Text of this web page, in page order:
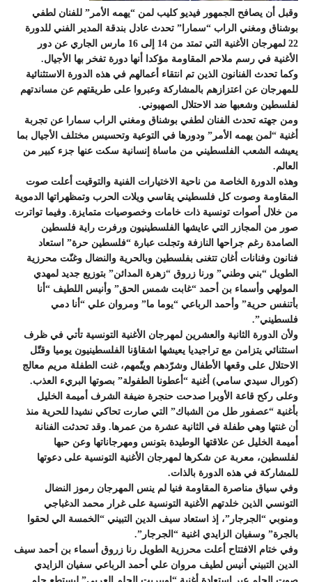
وقبل أن يصافح الجمهور فيديو كليب لمن “يهمه الأمر” للفنان لطفي
بوشناق ومغني الراب “سمارا” تحدث عادل بندقة المدير الفني للدورة
22 لمهرجان الأغنية التي تمتد من 14 إلى 16 مارس الجاري عن دور
الأغنية في رسم ملاحم المقاومة مؤكدا أنها دورة تفخر بها الأجيال.
وكما تحدث الفنانون الذين تم انتقاء أعمالهم في هذه الدورة الاستثنائية
للمهرجان عن اعتزازهم بالمشاركة وعبروا على طريقتهم عن مساندتهم
لفلسطين وشعبها ضد الاحتلال الصهيوني.
ومن جهته تحدث الفنان لطفي بوشناق ومغني الراب سمارا عن تجربة
أغنية “لمن يهمه الأمر” ودورها في التوعية وتحسيس مختلف الأجيال بما
يعيشه الشعب الفلسطيني من ماساة إنسانية سكت عنها جزء كبير من
العالم.
وهذه الدورة الخاصة من ناحية الاختيارات الفنية والتوقيت أعلت صوت
المقاومة وصوت كل فلسطيني يقاسي ويلات الحرب وتمظهراتها الدموية
من خلال أصوات تونسية ذات خامات وخصوصيات متمايزة. وفيما تواترت
صور من المجازر التي عايشها الفلسطينيون ورفرت راية فلسطين
الصامدة رغم جراحها النازفة وتجلت عبارة “فلسطين حرة” استعاد
فنانون وفنانات أغان تتغنى بفلسطين وبالحرية والنضال وغنّت محرزية
الطويل “بني وطني” ورنا زروق “زهرة المدائن” بتوزيع جديد لمهدي
المولهي وأسماء بن أحمد “غابت شمس الحق” وأنيس اللطيف “أنا
بأتنفس حرية” وأحمد الرباعي “يوما ما” ومروان علي “أنا دمي
فلسطيني”.
ولأن الدورة الثانية والعشرين لمهرجان الأغنية التونسية تأتي في ظرف
استثنائي يتزامن مع تراجيديا يعيشها اشقاؤنا الفلسطينيون يوميا وقتّل
الاحتلال على وقعها الأطفال وشرّدهم ويتّمهم، غنت الطفلة مريم معالج
(كورال سيدي سامي) أغنية “أعطونا الطفولة” بصوتها البريء العذب.
وعلى ركح قاعة الأوبرا صدحت حنجرة ضيفة الشرف أميمة الخليل
بأغنية “عصفور طل من الشباك” التي صارت تحاكي نشيدا للحرية منذ
أن غنتها وهي طفلة في الثانية عشرة من عمرها. وقد تحدثت الفنانة
أميمة الخليل عن علاقتها الوطيدة بتونس ومهرجاناتها وعن حبها
لفلسطين، معربة عن شكرها لمهرجان الأغنية التونسية على دعوتها
للمشاركة في هذه الدورة بالذات.
وفي سياق مناصرة المقاومة فنيا لم ينس المهرجان رموز النضال
التونسي الذين خلدتهم الأغنية التونسية على غرار محمد الدغباجي
ومنوبي “الجرجار”، إذ استعاد سيف الدين التبيني “الخمسة الي لحقوا
بالجرة” وسفيان الزايدي اغنية “الجرجار”.
وفي ختام الافتتاح أعلت محرزية الطويل رنا زروق أسماء بن أحمد سيف
الدين التبيني أنيس لطيف مروان علي أحمد الرباعي سفيان الزايدي